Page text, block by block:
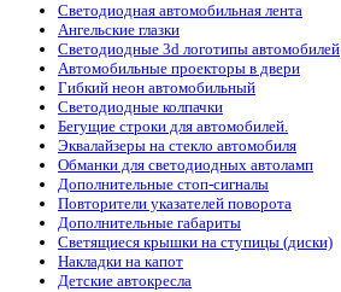
Светодиодная автомобильная лента
Ангельские глазки
Светодиодные 3d логотипы автомобилей
Автомобильные проекторы в двери
Гибкий неон автомобильный
Светодиодные колпачки
Бегущие строки для автомобилей.
Эквалайзеры на стекло автомобиля
Обманки для светодиодных автоламп
Дополнительные стоп-сигналы
Повторители указателей поворота
Дополнительные габариты
Светящиеся крышки на ступицы (диски)
Накладки на капот
Детские автокресла